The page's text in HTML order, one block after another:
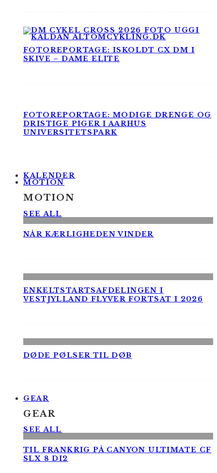
FOTOREPORTAGE: ISKOLDT CX DM I
SKIVE – DAME ELITE
FOTOREPORTAGE: MODIGE DRENGE OG
DRISTIGE PIGER I AARHUS
UNIVERSITETSPARK
KALENDER
MOTION
MOTION
SEE ALL
NÅR KÆRLIGHEDEN VINDER
ENKELTSTARTSAFDELINGEN I
VESTJYLLAND FLYVER FORTSAT I 2026
DØDE PØLSER TIL DØB
GEAR
GEAR
SEE ALL
TIL FRANKRIG PÅ CANYON ULTIMATE CF
SLX 8 DI2